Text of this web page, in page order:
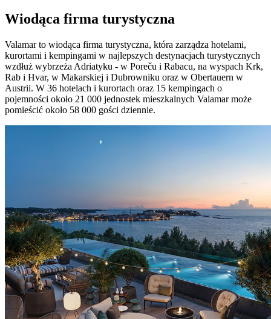
Wiodąca firma turystyczna
Valamar to wiodąca firma turystyczna, która zarządza hotelami,
kurortami i kempingami w najlepszych destynacjach turystycznych
wzdłuż wybrzeża Adriatyku - w Poreču i Rabacu, na wyspach Krk,
Rab i Hvar, w Makarskiej i Dubrowniku oraz w Obertauern w
Austrii. W 36 hotelach i kurortach oraz 15 kempingach o
pojemności około 21 000 jednostek mieszkalnych Valamar może
pomieścić około 58 000 gości dziennie.